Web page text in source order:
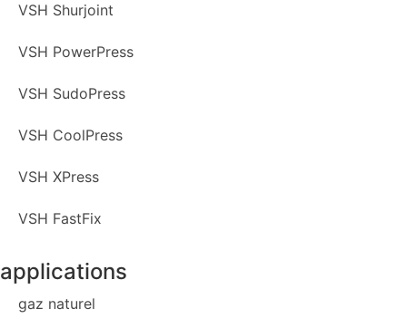
VSH Shurjoint
VSH PowerPress
VSH SudoPress
VSH CoolPress
VSH XPress
VSH FastFix
applications
gaz naturel